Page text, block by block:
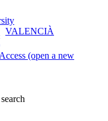
VALENCIÀ
(open a new